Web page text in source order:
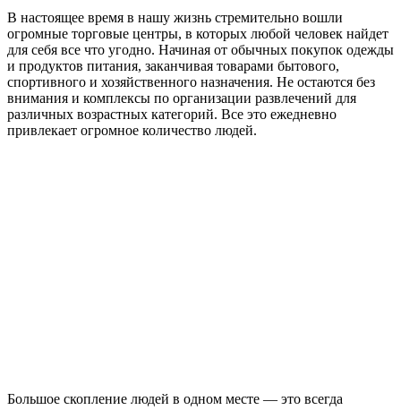
В настоящее время в нашу жизнь стремительно вошли
огромные торговые центры, в которых любой человек найдет
для себя все что угодно. Начиная от обычных покупок одежды
и продуктов питания, заканчивая товарами бытового,
спортивного и хозяйственного назначения. Не остаются без
внимания и комплексы по организации развлечений для
различных возрастных категорий. Все это ежедневно
привлекает огромное количество людей.
Большое скопление людей в одном месте — это всегда